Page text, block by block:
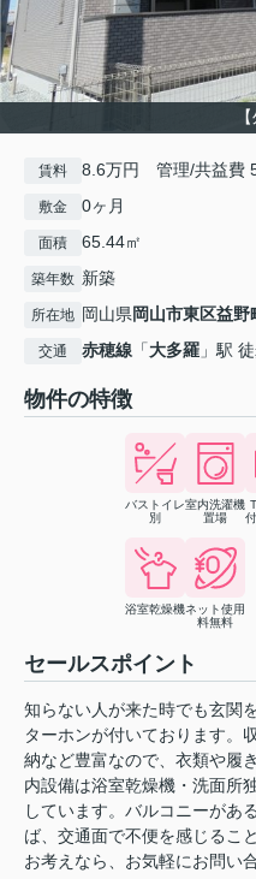
賃料 8.6万円 管理/共益費
敷金 0ヶ月
面積 65.44㎡
築年数 新築
所在地 岡山県岡山市東区益野
交通 赤穂線 「大多羅 」駅
物件の特徴
バストイレ
別
室内洗濯機
置場
浴室乾燥機ネット使用
料無料
セールスポイント
知らない人が来た時でも玄関
ターホンが付いております。
納など豊富なので、衣類や履
内設備は浴室乾燥機・洗面所
しています。バルコニーがあ
ば、交通面で不便を感じるこ
お考えなら、お気軽にお問い